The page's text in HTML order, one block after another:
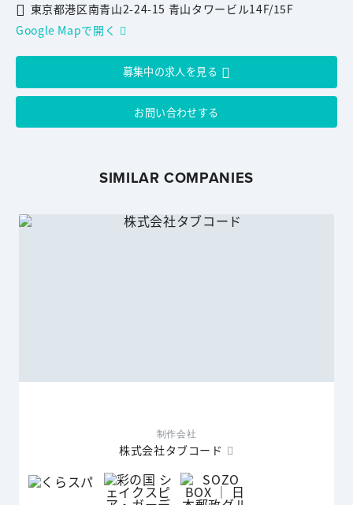
東京都港区南青山2-24-15 青山タワービル14F/15F
Google Mapで開く
募集中の求人を見る
お問い合わせする
SIMILAR COMPANIES
制作会社
株式会社タブコード